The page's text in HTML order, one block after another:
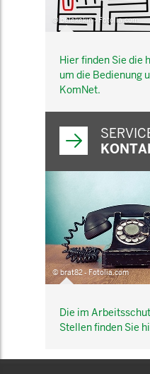
© belekekin - Fotolia.com
Hier finden Sie die
um die Bedienung
KomNet.
© brat82 - Fotolia.com
Die im
Stellen finden Sie